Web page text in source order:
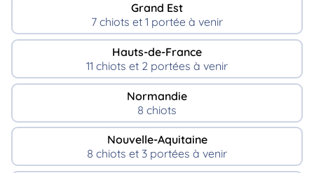
Grand Est
7 chiots et 1 portée à venir
Hauts-de-France
11 chiots et 2 portées à venir
Normandie
8 chiots
Nouvelle-Aquitaine
8 chiots et 3 portées à venir